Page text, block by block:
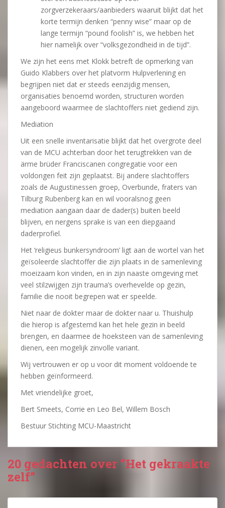
zorgverzekeraars/aanbieders waaruit blijkt dat het
korte termijn denken “penny wise” maar op de
lange termijn “pound foolish” is, we hebben het
hier namelijk over “volksgezondheid in de tijd”.
We zijn het eens met Klokk betreft de opmerking van
Guido Klabbers over het platvorm Hulpverlening en
begrijpen niet dat er steeds eenzijdig mensen,
organisaties benoemd worden, structuren worden
aangeboord waarmee de slachtoffers niet gediend zijn.
Mediation
Uit een snelle inventarisatie blijkt dat het overgrote deel
van de MCU achterban door het terugtrekken van de
ärme brüder Franciscanen congregatie voor een
voldongen feit zijn geplaatst. Bij andere slachtoffers
zoals de Augustinessen groep, Overbunde, fraters van
Tilburg Rubenberg kan en wil vooralsnog geen
mediation aangaan daar de dader(s) buiten beeld
blijven, en nergens sprake is van een diepgaand
daderprofiel.
Het ‘religieus bunkersyndroom’ ligt aan de wortel van het
geïsoleerde slachtoffer die zijn plaats in de samenleving
moeizaam kon vinden, en in zijn naaste omgeving met
veel stilzwijgen zijn trauma’s overhevelde op gezin,
familie die nooit begrepen wat er speelde.
Niet naar de dokter maar de dokter naar u. Thuishulp
die hierop is afgestemd kan het hele gezin in beeld
brengen, en daarmee de hoeksteen van de samenleving
dienen, een mogelijk zinvolle variant.
Wij vertrouwen er op u voor dit moment voldoende te
hebben geïnformeerd.
Met vriendelijke groet,
Bert Smeets, Corrie en Leo Bel, Willem Bosch
Bestuur Stichting MCU-Maastricht
20 gedachten over “Het gekraakte
zelf”